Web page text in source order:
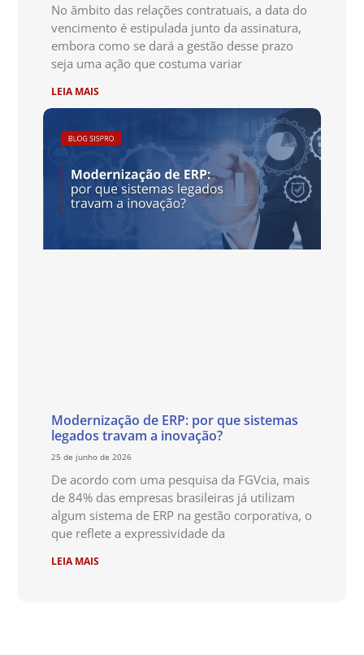
No âmbito das relações contratuais, a data do
vencimento é estipulada junto da assinatura,
embora como se dará a gestão desse prazo
seja uma ação que costuma variar
LEIA MAIS
Modernização de ERP: por que sistemas
legados travam a inovação?
25 de junho de 2026
De acordo com uma pesquisa da FGVcia, mais
de 84% das empresas brasileiras já utilizam
algum sistema de ERP na gestão corporativa, o
que reflete a expressividade da
LEIA MAIS